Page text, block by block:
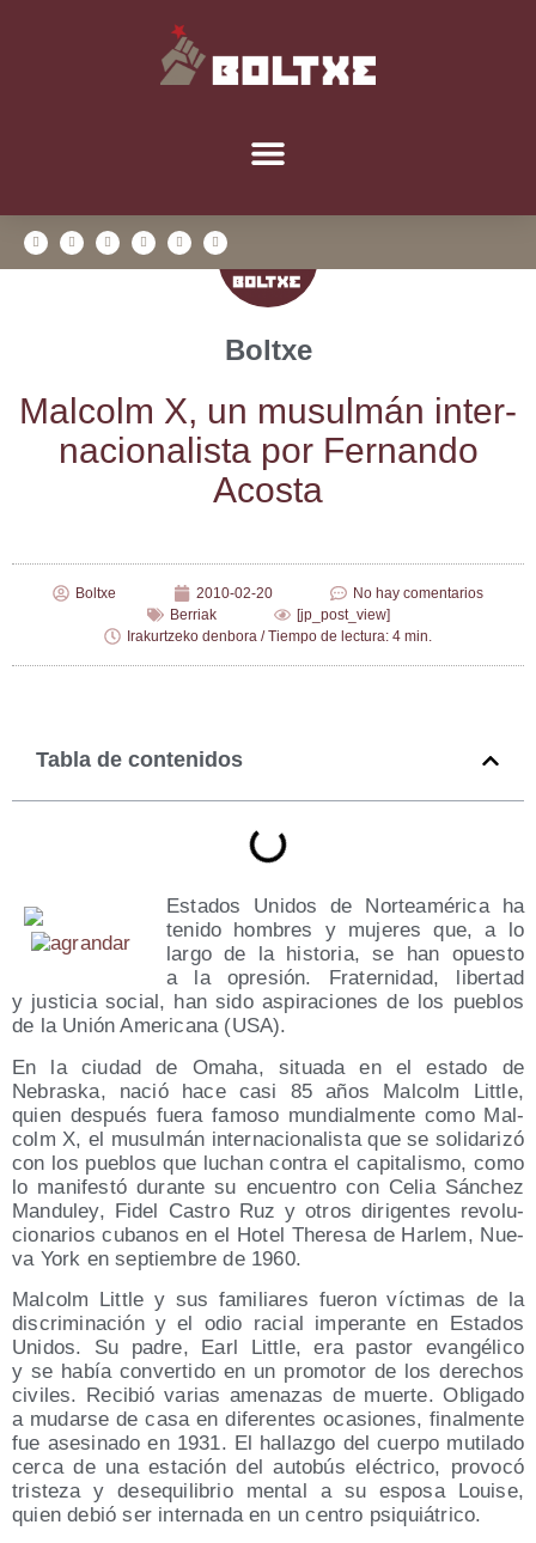
Boltxe
Mal­colm X, un musul­mán inter­
na­cio­na­lis­ta por Fer­nan­do
Acosta
Boltxe 2010-02-20
No hay comentarios
Berriak
[jp_post_view]
Irakurtzeko denbora / Tiempo de lectura: 4 min.
Tabla de contenidos
Esta­dos Uni­dos de Nor­te­amé­ri­ca ha
teni­do hom­bres y muje­res que, a lo
lar­go de la his­to­ria, se han opues­to
a la opre­sión. Fra­ter­ni­dad, liber­tad
y jus­ti­cia social, han sido aspi­ra­cio­nes de los pue­blos
de la Unión Ame­ri­ca­na (USA).
En la ciu­dad de Omaha, situa­da en el esta­do de
Nebras­ka, nació hace casi 85 años Mal­colm Little,
quien des­pués fue­ra famo­so mun­dial­men­te como Mal­
colm X, el musul­mán inter­na­cio­na­lis­ta que se soli­da­ri­zó
con los pue­blos que luchan con­tra el capi­ta­lis­mo, como
lo mani­fes­tó duran­te su encuen­tro con Celia Sán­chez
Man­du­ley, Fidel Cas­tro Ruz y otros diri­gen­tes revo­lu­
cio­na­rios cuba­nos en el Hotel The­re­sa de Har­lem, Nue­
va York en sep­tiem­bre de 1960.
Mal­colm Little y sus fami­lia­res fue­ron víc­ti­mas de la
dis­cri­mi­na­ción y el odio racial impe­ran­te en Esta­dos
Uni­dos. Su padre, Earl Little, era pas­tor evan­gé­li­co
y se había con­ver­ti­do en un pro­mo­tor de los dere­chos
civi­les. Reci­bió varias ame­na­zas de muer­te. Obli­ga­do
a mudar­se de casa en dife­ren­tes oca­sio­nes, final­men­te
fue ase­si­na­do en 1931. El hallaz­go del cuer­po muti­la­do
cer­ca de una esta­ción del auto­bús eléc­tri­co, pro­vo­có
tris­te­za y des­equi­li­brio men­tal a su espo­sa Loui­se,
quien debió ser inter­na­da en un cen­tro psiquiátrico.